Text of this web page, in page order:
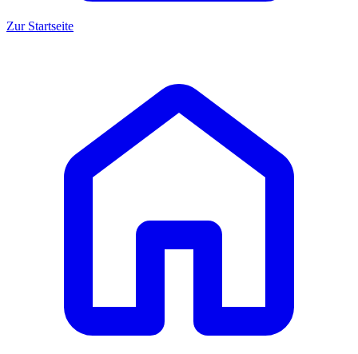
Zur Startseite